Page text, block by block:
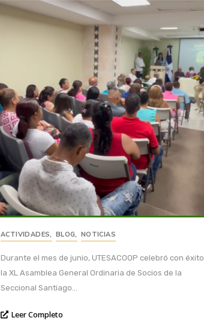
ACTIVIDADES, BLOG, NOTICIAS
Durante el mes de junio, UTESACOOP celebró con éxito
la XL Asamblea General Ordinaria de Socios de la
Seccional Santiago...
Leer Completo